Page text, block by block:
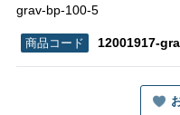
grav-bp-100-5
12001917-